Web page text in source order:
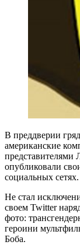
В преддверии
американские
представителями
опубликовали
социальных сетях.
Не стал
своем Twitter
фото:
героини
Боба.